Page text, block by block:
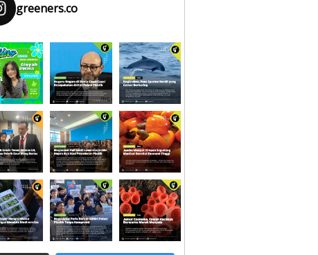
greeners.co